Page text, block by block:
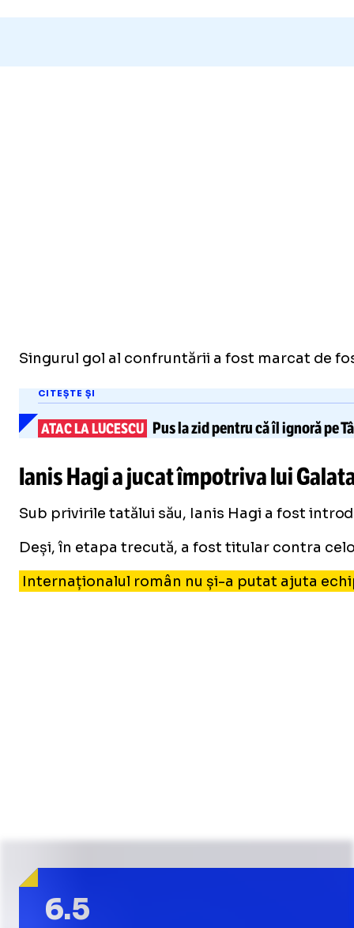
Singurul gol al confruntării a fost marcat de
CITEȘTE ȘI
ATAC LA LUCESCU Pus la zid pentru că îl ignoră pe
Ianis Hagi a jucat împotriva lui
Sub privirile tatălui său, Ianis Hagi a fost
Deși, în etapa trecută, a fost titular contra
Internaționalul român nu și-a putat ajuta
6.5